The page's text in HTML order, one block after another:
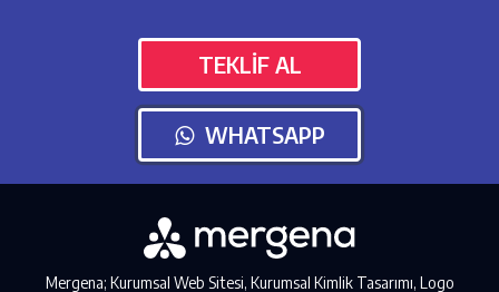
TEKLİF AL
WHATSAPP
Mergena; Kurumsal Web Sitesi, Kurumsal Kimlik Tasarımı, Logo